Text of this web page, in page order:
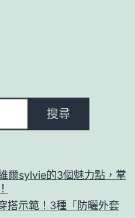
搜尋
爾sylvie的3個魅力點，掌
搭示範！3種「防曬外套